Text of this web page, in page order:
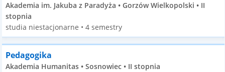
Akademia im. Jakuba z Paradyża • Gorzów Wielkopolski • II
stopnia
studia niestacjonarne • 4 semestry
Pedagogika
Akademia Humanitas • Sosnowiec • II stopnia